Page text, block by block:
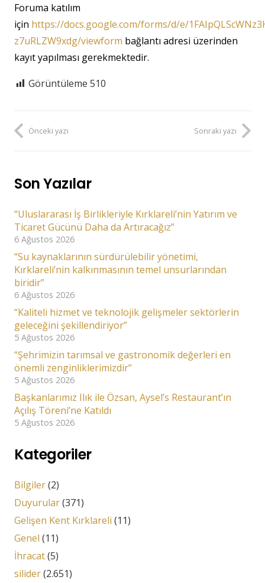
Foruma katılım
için https://docs.google.com/forms/d/e/
z7uRLZW9xdg/viewform bağlantı adresi üzerinden
kayıt yapılması gerekmektedir.
Görüntüleme 510
Önceki yazı Sonraki yazı
Son Yazılar
“Uluslararası İş Birlikleriyle Kırklareli’nin Yatırım ve
Ticaret Gücünü Daha da Artıracağız”
6 Ağustos 2026
“Su kaynaklarının sürdürülebilir yönetimi,
Kırklareli’nin kalkınmasının temel unsurlarından
biridir”
6 Ağustos 2026
“Kaliteli hizmet ve teknolojik gelişmeler sektörlerin
geleceğini şekillendiriyor”
5 Ağustos 2026
“Şehrimizin tarımsal ve gastronomik değerleri en
önemli zenginliklerimizdir”
5 Ağustos 2026
Başkanlarımız Ilık ile Özsan, Aysel’s Restaurant’ın
Açılış Töreni’ne Katıldı
5 Ağustos 2026
Kategoriler
Bilgiler(2)
Duyurular(371)
Gelişen Kent Kırklareli (11)
Genel (11)
İhracat(5)
silider(2.651)